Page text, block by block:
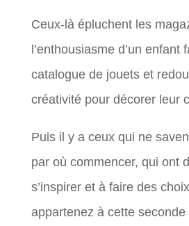
Ceux-là épluchent les
l’enthousiasme d’un enfant
catalogue de jouets et
créativité pour décorer leur
Puis il y a ceux qui ne
par où commencer, qui ont
s’inspirer et à faire des
appartenez à cette